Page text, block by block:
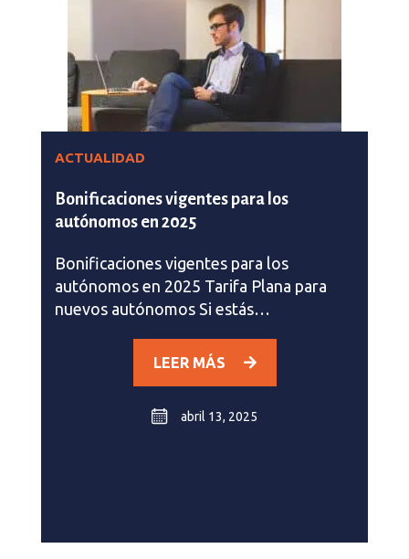
ACTUALIDAD
Bonificaciones vigentes para los
autónomos en 2025
Bonificaciones vigentes para los
autónomos en 2025 Tarifa Plana para
nuevos autónomos Si estás…
LEER MÁS
abril 13, 2025